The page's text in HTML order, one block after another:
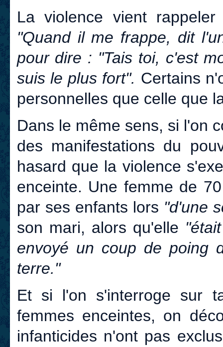
La violence vient
"Quand il me frappe, dit
pour dire : "Tais toi, c'est
suis le plus fort". Certains
personnelles que celle que
Dans le même sens, si l'on
des manifestations du
hasard que la violence
enceinte. Une femme de
par ses enfants lors "d'une
son mari, alors qu'elle
envoyé un coup de poing
terre."
Et si l'on s'interroge sur
femmes enceintes, on
infanticides n'ont pas